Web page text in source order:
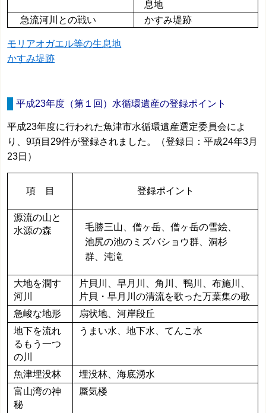
息地
急流河川との戦い
かすみ堤跡
モリアオガエル等の生息地
かすみ堤跡
平成23年度（第１回）水循環遺産の登録ポイント
平成23年度に行われた魚津市水循環遺産選定委員会によ
り、9項目29件が登録されました。（登録日：平成24年3月
23日）
項 目 登録ポイント
源流の山と
水源の森
毛勝三山、僧ヶ岳、僧ヶ岳の雪絵、
池尻の池のミズバショウ群、洞杉
群、沌滝
大地を潤す
河川
片貝川、早月川、角川、鴨川、布施川、
片貝・早月川の清流を歌った万葉集の歌
急峻な地形
扇状地、河岸段丘
地下を流れ
るもう一つ
の川
うまい水、地下水、てんこ水
魚津埋没林
埋没林、海底湧水
富山湾の神
秘
蜃気楼